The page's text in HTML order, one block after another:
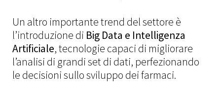
Un altro importante trend del settore è
l’introduzione di Big Data e Intelligenza
Artificiale, tecnologie capaci di migliorare
l’analisi di grandi set di dati, perfezionando
le decisioni sullo sviluppo dei farmaci.